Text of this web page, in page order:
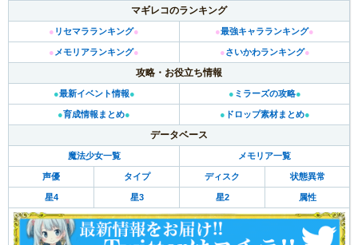
マギレコのランキング
● リセマラランキング● ●最強キャラランキング●
● メモリアランキング● ●さいかわランキング●
攻略・お役立ち情報
●最新イベント情報● ● ミラーズの攻略●
●育成情報まとめ● ● ドロップ素材まとめ●
データベース
魔法少女一覧 メモリア一覧
声優 タイプ ディスク 状態異常
星4 星3 星2 属性